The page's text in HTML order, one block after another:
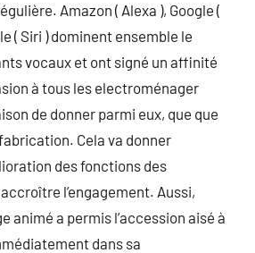
Amazon ( Alexa ), Google (
( Siri ) dominent ensemble le
vocaux et ont signé un affinité
à tous les electroménager
de donner parmi eux, que que
Cela va donner
des fonctions des
l’engagement. Aussi,
animé a permis l’accession aisé à
dans sa